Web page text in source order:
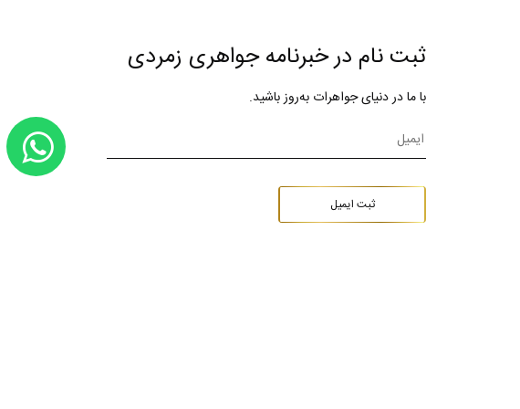
ثبت نام در خبرنامه جواهری زمردی
با ما در دنیای جواهرات به‌روز باشید.
ثبت ایمیل